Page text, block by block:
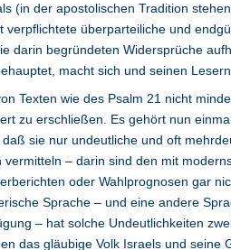
(in der apostolischen Tradition
verpflichtete überparteiliche und
darin begründeten Widersprüche
macht sich und seinen
Texten wie des Psalm 21 nicht
zu erschließen. Es gehört nun
sie nur undeutliche und oft
– darin sind den mit
oder Wahlprognosen gar
Sprache – und eine andere
– hat solche Undeutlichkeiten
das gläubige Volk Israels und seine